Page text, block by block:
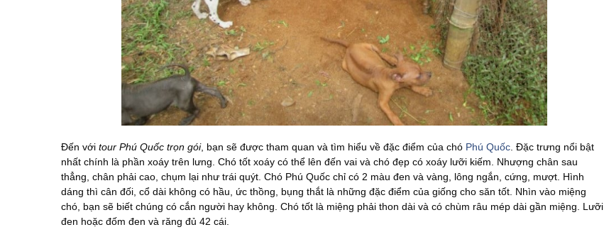
Đến với tour Phú Quốc trọn gói, bạn sẽ được tham quan và tìm hiểu về đặc điểm của chó Phú Quốc . Đặc trưng nổi bật
nhất chính là phần xoáy trên lưng. Chó tốt xoáy có thể lên đến vai và chó đẹp có xoáy lưỡi kiếm. Nhượng chân sau
thẳng, chân phải cao, chụm lại như trái quýt. Chó Phú Quốc chỉ có 2 màu đen và vàng, lông ngắn, cứng, mượt. Hình
dáng thì cân đối, cổ dài không có hầu, ức thồng, bụng thắt là những đặc điểm của giống cho săn tốt. Nhìn vào miệng
chó, bạn sẽ biết chúng có cắn người hay không. Chó tốt là miệng phải thon dài và có chùm râu mép dài gần miệng. Lưỡi
đen hoặc đốm đen và răng đủ 42 cái.